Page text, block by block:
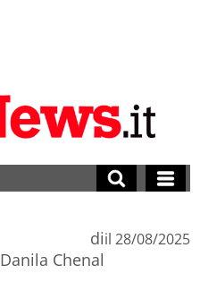
di
Danila Chenal
il 28/08/2025